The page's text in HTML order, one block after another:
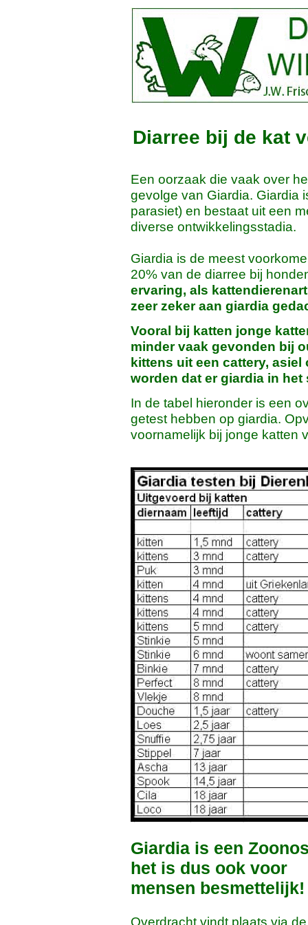
Diarree bij de kat
Een oorzaak die vaak over
gevolge van Giardia. Giardia
parasiet) en bestaat uit een
diverse ontwikkelingsstadia.
Giardia is de meest
20% van de diarree bij
ervaring, als
zeer zeker aan giardia
Vooral bij katten jonge
minder vaak gevonden bij
kittens uit een cattery,
worden dat er giardia in het
In de tabel hieronder is een
getest hebben op giardia.
voornamelijk bij jonge katten
Giardia is een
het is dus ook voor
mensen besmettelijk!
Overdracht vindt plaats via de